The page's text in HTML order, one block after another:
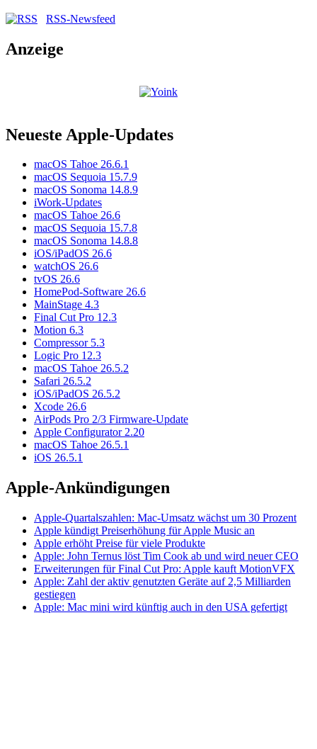
RSS-Newsfeed
Anzeige
Neueste Apple-Updates
macOS Tahoe 26.6.1
macOS Sequoia 15.7.9
macOS Sonoma 14.8.9
iWork-Updates
macOS Tahoe 26.6
macOS Sequoia 15.7.8
macOS Sonoma 14.8.8
iOS/iPadOS 26.6
watchOS 26.6
tvOS 26.6
HomePod-Software 26.6
MainStage 4.3
Final Cut Pro 12.3
Motion 6.3
Compressor 5.3
Logic Pro 12.3
macOS Tahoe 26.5.2
Safari 26.5.2
iOS/iPadOS 26.5.2
Xcode 26.6
AirPods Pro 2/3 Firmware-Update
Apple Configurator 2.20
macOS Tahoe 26.5.1
iOS 26.5.1
Apple-Ankündigungen
Apple-Quartalszahlen: Mac-Umsatz wächst um 30 Prozent
Apple kündigt Preiserhöhung für Apple Music an
Apple erhöht Preise für viele Produkte
Apple: John Ternus löst Tim Cook ab und wird neuer CEO
Erweiterungen für Final Cut Pro: Apple kauft MotionVFX
Apple: Zahl der aktiv genutzten Geräte auf 2,5 Milliarden
gestiegen
Apple: Mac mini wird künftig auch in den USA gefertigt